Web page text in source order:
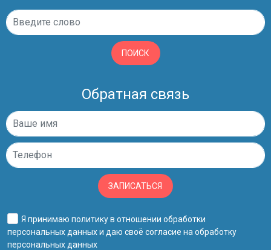
ПОИСК
Обратная связь
ЗАПИСАТЬСЯ
Я принимаю политику в отношении обработки
персональных данныхи даю своё согласие на обработку
персональных данных